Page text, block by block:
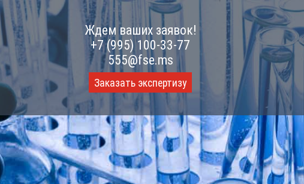
Ждем ваших заявок!
+7 (995) 100-33-77
555@fse.ms
Заказать экспертизу